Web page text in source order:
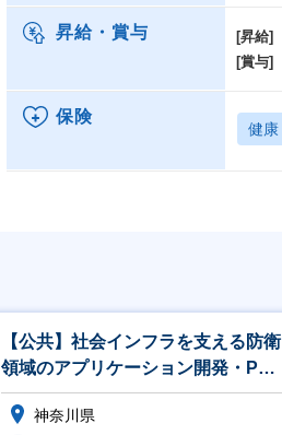
昇給・賞与 [昇給]
[賞与]
保険
健康
【公共】社会インフラを支える防衛
領域のアプリケーション開発・PM
／PL候補<488>
神奈川県